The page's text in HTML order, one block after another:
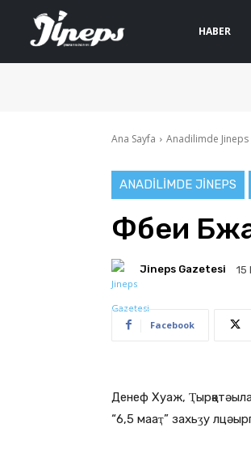
HABER
Ana Sayfa Anadilimde Jineps
ANADILIMDE JINEPS
Фбеи
Jineps Gazetesi 15
Facebook
Денеф Хуаж,
“6,5 мааҭ” захьӡу